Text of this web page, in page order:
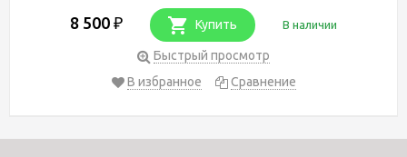
8 500 ₽ Купить В наличии
Быстрый просмотр
В избранное
Сравнение